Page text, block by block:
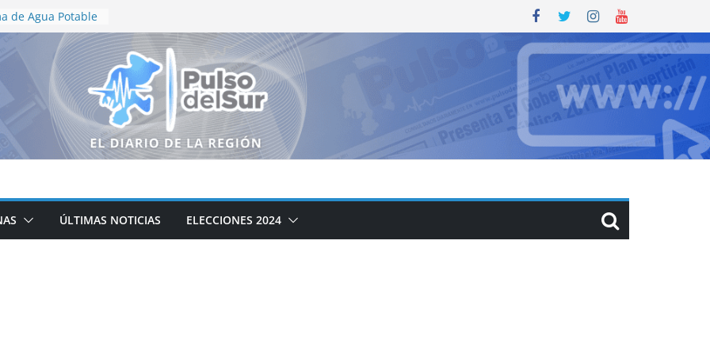
de Agua Potable
de
atención a la red
de
la calle Adolfo
Tabasco
relaciones
México y Perú
oro para
verano “Manitas
de Justicia
ÚLTIMAS NOTICIAS ELECCIONES 2024